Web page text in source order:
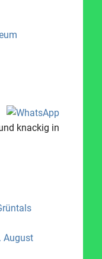
knackig in
August